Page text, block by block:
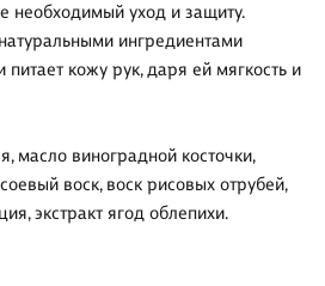
необходимый уход и защиту.
ингредиентами
питает кожу рук, даря ей мягкость и
масло виноградной косточки,
воск, воск рисовых отрубей,
экстракт ягод облепихи.